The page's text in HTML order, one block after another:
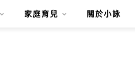
家庭育兒 關於小詠